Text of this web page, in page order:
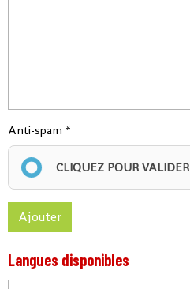
Anti-spam
CLIQUEZ POUR VALIDER
Ajouter
Langues disponibles